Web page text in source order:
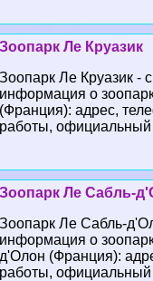
Зоопарк Ле Круазик
Зоопарк Ле Круазик -
информация о
(Франция): адрес,
работы, официальный
Зоопарк Ле Сабль-
Зоопарк Ле Сабль-
информация о
д'Олон (Франция):
работы, официальный